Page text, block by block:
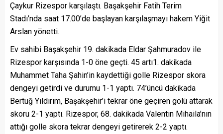
Çaykur Rizespor karşılaştı. Başakşehir Fatih Terim
Stadı’nda saat 17.00’de başlayan karşılaşmayı hakem Yiğit
Arslan yönetti.
Ev sahibi Başakşehir 19. dakikada Eldar Şahmuradov ile
Rizespor karşısında 1-0 öne geçti. 45 artı1. dakikada
Muhammet Taha Şahin’in kaydettiği golle Rizespor skora
dengeyi getirdi ve durumu 1-1 yaptı. 74’üncü dakikada
Bertuğ Yıldırım, Başakşehir’i tekrar öne geçiren golü attarak
skoru 2-1 yaptı. Rizespor, 68. dakikada Valentin Mihaila’nın
attığı golle skora tekrar dengeyi getirerek 2-2 yaptı.